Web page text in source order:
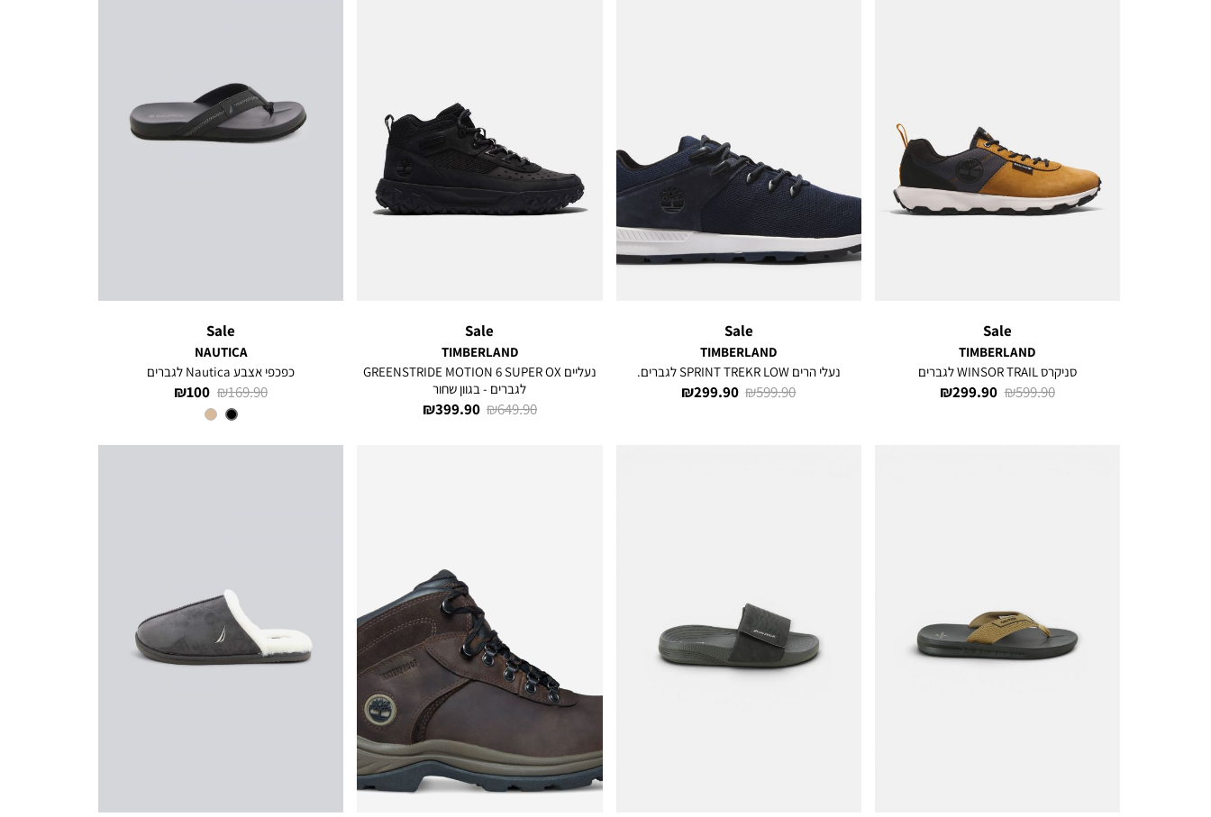
Sale
TIMBERLAND
סניקרס WINSOR TRAIL לגברים
מחיר
299.90 ₪
מחיר
599.90 ₪
Sale
TIMBERLAND
נעלי הרים SPRINT TREKR LOW לגברים.
מחיר
299.90 ₪
מחיר
599.90 ₪
Sale
TIMBERLAND
נעליים GREENSTRIDE MOTION 6 SUPER OX
לגברים - בגוון שחור
מחיר
399.90 ₪
מחיר
649.90 ₪
Sale
NAUTICA
כפכפי אצבע Nautica לגברים
מחיר
מוצר
100 ₪
מחיר
169.90 ₪
צבע
BLACK